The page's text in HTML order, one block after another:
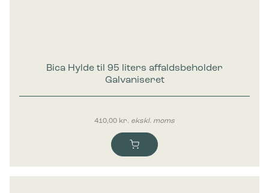
Bica Hylde til 95 liters affaldsbeholder
Galvaniseret
410,00 kr. ekskl. moms